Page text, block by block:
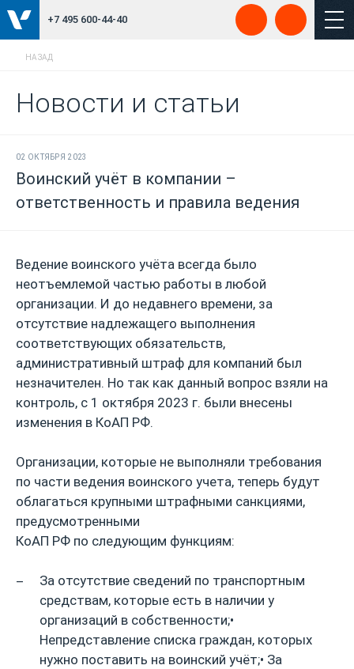
+7 495 600-44-40
НАЗАД
Новости и статьи
02 ОКТЯБРЯ 2023
Воинский учёт в компании –
ответственность и правила ведения
Ведение воинского учёта всегда было
неотъемлемой частью работы в любой
организации. И до недавнего времени, за
отсутствие надлежащего выполнения
соответствующих обязательств,
административный штраф для компаний был
незначителен. Но так как данный вопрос взяли на
контроль, с 1 октября 2023 г. были внесены
изменения в КоАП РФ.
Организации, которые не выполняли требования
по части ведения воинского учета, теперь будут
облагаться крупными штрафными санкциями,
предусмотренными
КоАП РФ по следующим функциям:
За отсутствие сведений по транспортным
средствам, которые есть в наличии у
организаций в собственности;•
Непредставление списка граждан, которых
нужно поставить на воинский учёт;• За